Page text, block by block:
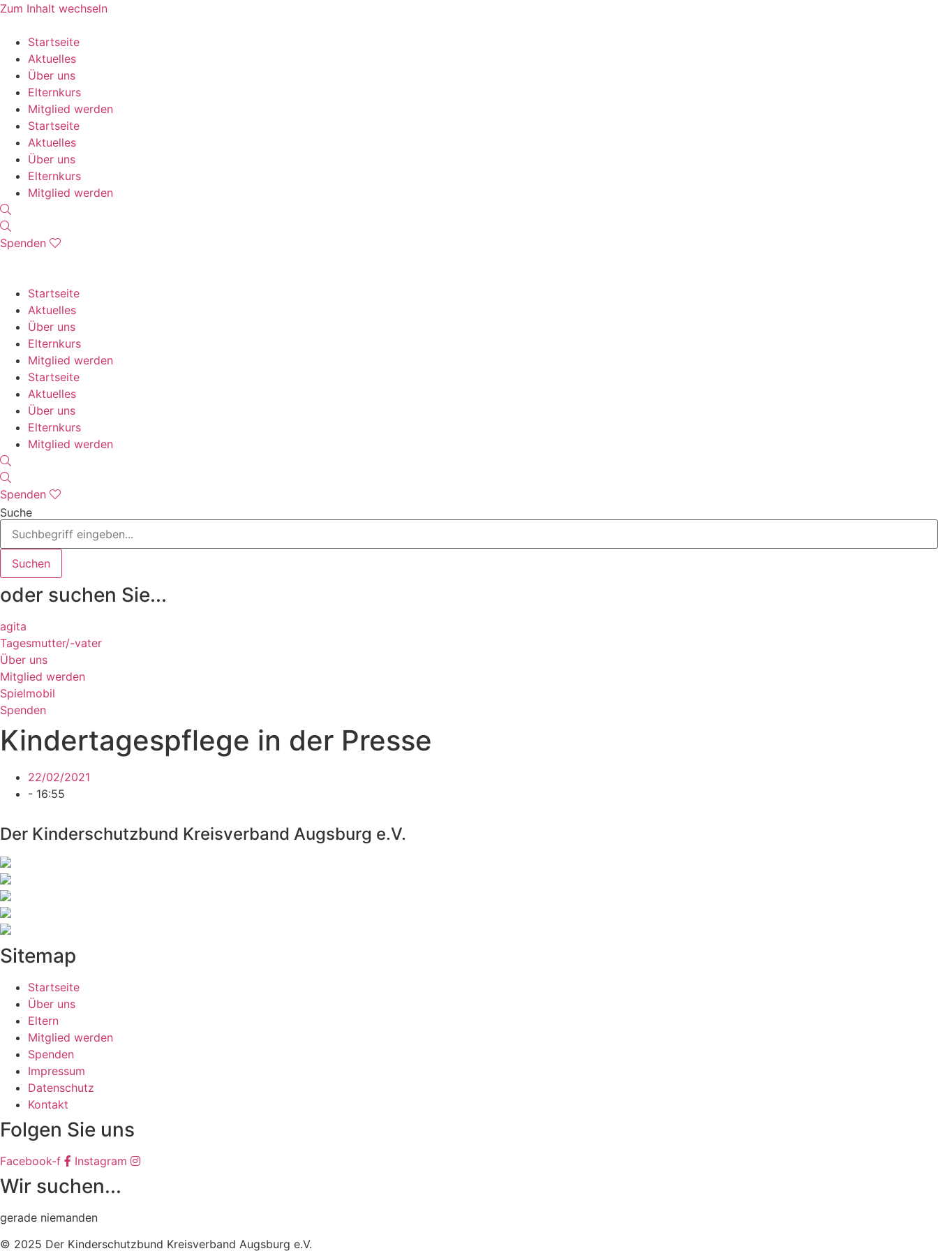
Zum Inhalt wechseln
Startseite
Aktuelles
Über uns
Elternkurs
Mitglied werden
Startseite
Aktuelles
Über uns
Elternkurs
Mitglied werden
Spenden
Startseite
Aktuelles
Über uns
Elternkurs
Mitglied werden
Startseite
Aktuelles
Über uns
Elternkurs
Mitglied werden
Spenden
Suche
Suchen
oder suchen Sie...
agita
Tagesmutter/-vater
Über uns
Mitglied werden
Spielmobil
Spenden
Kindertagespflege in der Presse
22/02/2021
- 16:55
Der Kinderschutzbund Kreisverband Augsburg e.V.
Sitemap
Startseite
Über uns
Eltern
Mitglied werden
Spenden
Impressum
Datenschutz
Kontakt
Folgen Sie uns
Facebook-f Instagram
Wir suchen...
gerade niemanden
© 2025 Der Kinderschutzbund Kreisverband Augsburg e.V.